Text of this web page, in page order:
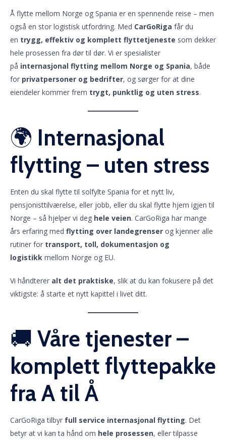
Å flytte mellom Norge og Spania er en spennende reise – men
også en stor logistisk utfordring. Med CarGoRiga får du
en trygg, effektiv og komplett flyttetjeneste som dekker
hele prosessen fra dør til dør. Vi er spesialister
på internasjonal flytting mellom Norge og Spania, både
for privatpersoner og bedrifter, og sørger for at dine
eiendeler kommer frem trygt, punktlig og uten stress.
🌍 Internasjonal
flytting – uten stress
Enten du skal flytte til solfylte Spania for et nytt liv,
pensjonisttilværelse, eller jobb, eller du skal flytte hjem igjen til
Norge – så hjelper vi deg hele veien. CarGoRiga har mange
års erfaring med flytting over landegrenser og kjenner alle
rutiner for transport, toll, dokumentasjon og
logistikk mellom Norge og EU.
Vi håndterer alt det praktiske, slik at du kan fokusere på det
viktigste: å starte et nytt kapittel i livet ditt.
🚚 Våre tjenester –
komplett flyttepakke
fra A til Å
CarGoRiga tilbyr full service internasjonal flytting. Det
betyr at vi kan ta hånd om hele prosessen, eller tilpasse